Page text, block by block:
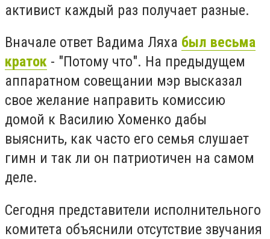
активист каждый раз получает разные.
Вначале ответ Вадима Ляха был весьма
краток - "Потому что". На предыдущем
аппаратном совещании мэр высказал
свое желание направить комиссию
домой к Василию Хоменко дабы
выяснить, как часто его семья слушает
гимн и так ли он патриотичен на самом
деле.
Сегодня представители исполнительного
комитета объяснили отсутствие звучания